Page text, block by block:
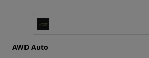
AWD Auto